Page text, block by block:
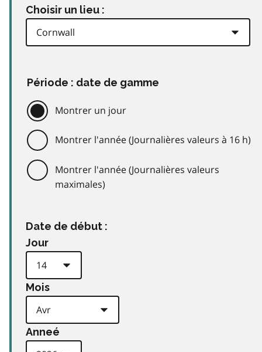
Choisir un lieu :
Période : date de gamme
Montrer un jour
Montrer l'année (Journalières valeurs à 16 h)
Montrer l'année (Journalières valeurs
maximales)
Date de début :
Jour
Mois
Anneé